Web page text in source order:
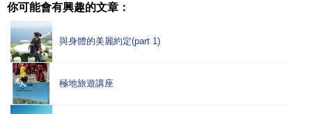
你可能會有興趣的文章：
與身體的美麗約定(part 1)
極地旅遊講座